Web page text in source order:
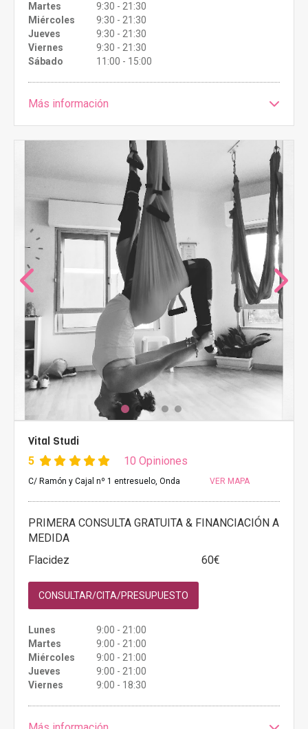
Martes
9:30 - 21:30
Miércoles
9:30 - 21:30
Jueves
9:30 - 21:30
Viernes
9:30 - 21:30
Sábado
11:00 - 15:00
Más información
Vital Studi
5 10 Opiniones
C/ Ramón y Cajal nº 1 entresuelo, Onda VER MAPA
PRIMERA CONSULTA GRATUITA & FINANCIACIÓN A
MEDIDA
Flacidez
60€
CONSULTAR/CITA/PRESUPUESTO
Lunes
9:00 - 21:00
Martes
9:00 - 21:00
Miércoles
9:00 - 21:00
Jueves
9:00 - 21:00
Viernes
9:00 - 18:30